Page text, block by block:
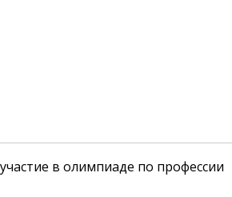
в олимпиаде по профессии